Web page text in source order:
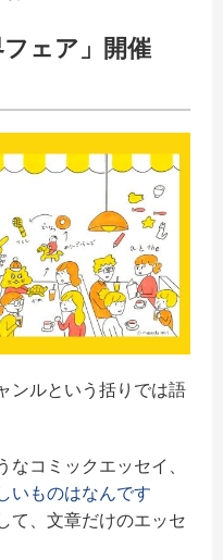
フェア」開催
ンルという括りでは語
なコミックエッセイ、
いものはなんです
て、文章だけのエッセ